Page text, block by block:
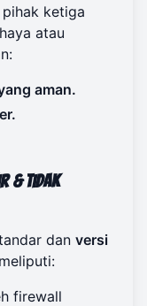
ketiga
atau
aman.
& Tidak
dan versi
firewall